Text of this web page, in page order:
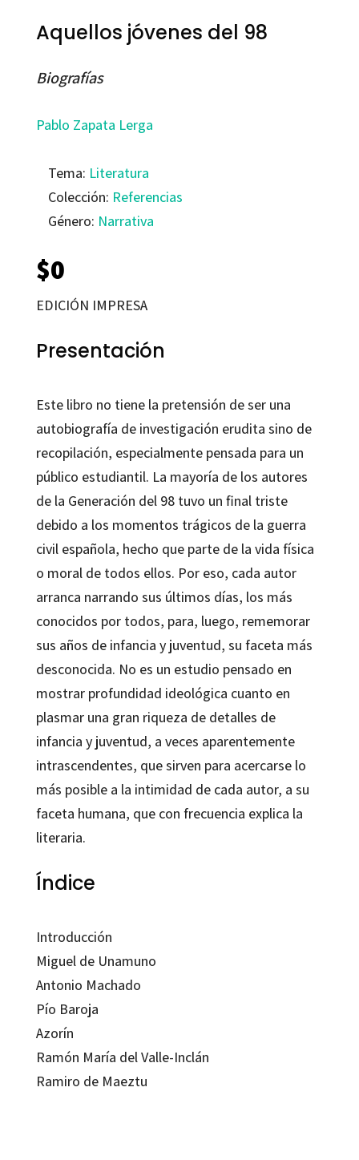
Aquellos jóvenes del 98
Biografías
Pablo Zapata Lerga
Tema: Literatura
Colección: Referencias
Género: Narrativa
$0
EDICIÓN IMPRESA
Presentación
Este libro no tiene la pretensión de ser una
autobiografía de investigación erudita sino de
recopilación, especialmente pensada para un
público estudiantil. La mayoría de los autores
de la Generación del 98 tuvo un final triste
debido a los momentos trágicos de la guerra
civil española, hecho que parte de la vida física
o moral de todos ellos. Por eso, cada autor
arranca narrando sus últimos días, los más
conocidos por todos, para, luego, rememorar
sus años de infancia y juventud, su faceta más
desconocida. No es un estudio pensado en
mostrar profundidad ideológica cuanto en
plasmar una gran riqueza de detalles de
infancia y juventud, a veces aparentemente
intrascendentes, que sirven para acercarse lo
más posible a la intimidad de cada autor, a su
faceta humana, que con frecuencia explica la
literaria.
Índice
Introducción
Miguel de Unamuno
Antonio Machado
Pío Baroja
Azorín
Ramón María del Valle-Inclán
Ramiro de Maeztu